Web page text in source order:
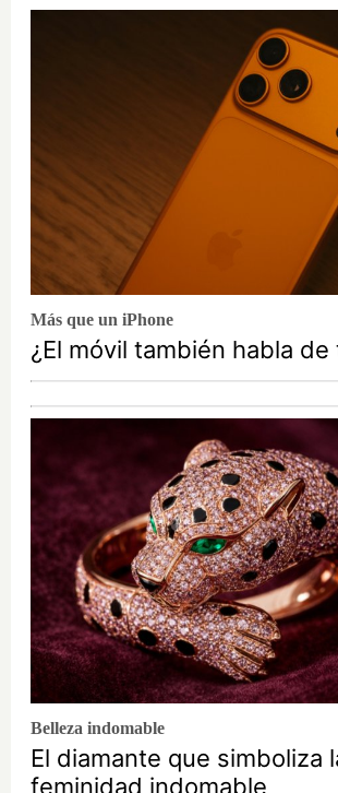
Más que un iPhone
¿El móvil también habla de
Belleza indomable
El diamante que simboliza
feminidad indomable